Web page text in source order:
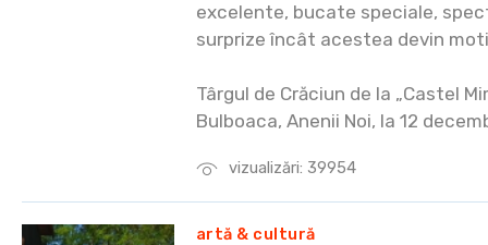
vizualizări: 39954
excelente, bucate speciale,
surprize încât acestea devin
Târgul de Crăciun de la „Castel
Bulboaca, Anenii Noi, la 12
artă & cultură